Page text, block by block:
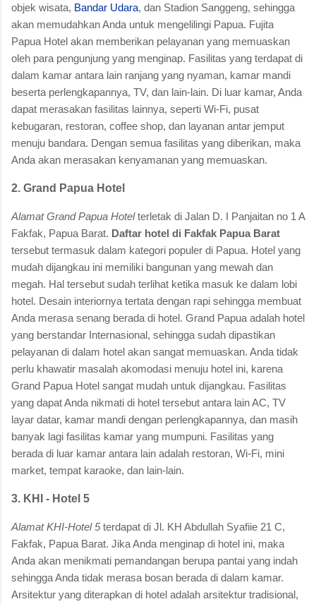
objek wisata, Bandar Udara, dan Stadion Sanggeng, sehingga
akan memudahkan Anda untuk mengelilingi Papua. Fujita
Papua Hotel akan memberikan pelayanan yang memuaskan
oleh para pengunjung yang menginap. Fasilitas yang terdapat di
dalam kamar antara lain ranjang yang nyaman, kamar mandi
beserta perlengkapannya, TV, dan lain-lain. Di luar kamar, Anda
dapat merasakan fasilitas lainnya, seperti Wi-Fi, pusat
kebugaran, restoran, coffee shop, dan layanan antar jemput
menuju bandara. Dengan semua fasilitas yang diberikan, maka
Anda akan merasakan kenyamanan yang memuaskan.
2. Grand Papua Hotel
Alamat Grand Papua Hotelterletak di Jalan D. I Panjaitan no 1 A
Fakfak, Papua Barat. Daftar hotel di Fakfak Papua Barat
tersebut termasuk dalam kategori populer di Papua. Hotel yang
mudah dijangkau ini memiliki bangunan yang mewah dan
megah. Hal tersebut sudah terlihat ketika masuk ke dalam lobi
hotel. Desain interiornya tertata dengan rapi sehingga membuat
Anda merasa senang berada di hotel. Grand Papua adalah hotel
yang berstandar Internasional, sehingga sudah dipastikan
pelayanan di dalam hotel akan sangat memuaskan. Anda tidak
perlu khawatir masalah akomodasi menuju hotel ini, karena
Grand Papua Hotel sangat mudah untuk dijangkau. Fasilitas
yang dapat Anda nikmati di hotel tersebut antara lain AC, TV
layar datar, kamar mandi dengan perlengkapannya, dan masih
banyak lagi fasilitas kamar yang mumpuni. Fasilitas yang
berada di luar kamar antara lain adalah restoran, Wi-Fi, mini
market, tempat karaoke, dan lain-lain.
3. KHI - Hotel 5
Alamat KHI-Hotel 5terdapat di Jl. KH Abdullah Syafiie 21 C,
Fakfak, Papua Barat. Jika Anda menginap di hotel ini, maka
Anda akan menikmati pemandangan berupa pantai yang indah
sehingga Anda tidak merasa bosan berada di dalam kamar.
Arsitektur yang diterapkan di hotel adalah arsitektur tradisional,